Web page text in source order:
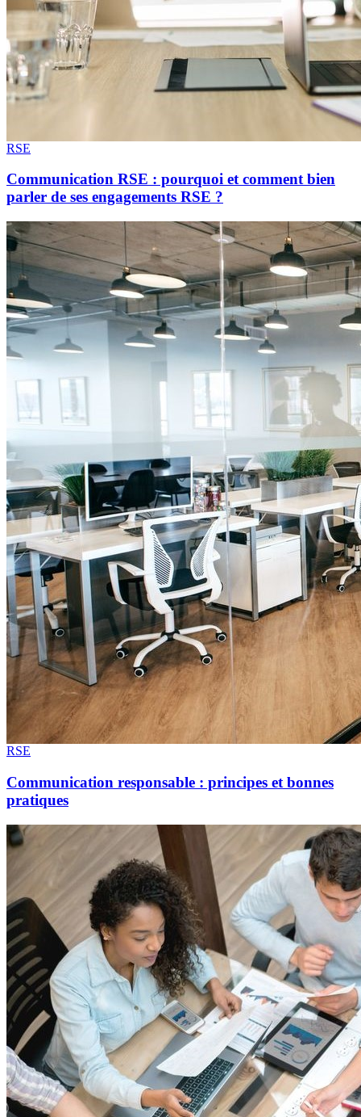
RSE
Communication RSE : pourquoi et comment bien
parler de ses engagements RSE ?
RSE
Communication responsable : principes et bonnes
pratiques